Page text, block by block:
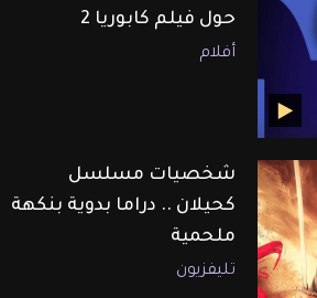
حول فيلم كابوريا 2
أفلام
شخصيات مسلسل
كحيلان .. دراما بدوية بنكهة
ملحمية
تليفزيون